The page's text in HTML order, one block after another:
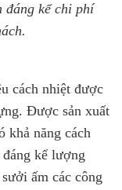
đáng kể chi phí
cách nhiệt được
Được sản xuất
khả năng cách
kể lượng
ấm các công